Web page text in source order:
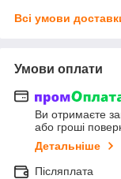
Всі умови
Умови оплати
Ви отримаєте
або гроші
Детальніше
Післяплата